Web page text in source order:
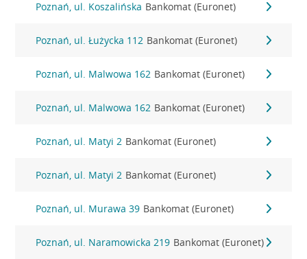
Poznań, ul. Koszalińska Bankomat (Euronet)
Poznań, ul. Łużycka 112 Bankomat (Euronet)
Poznań, ul. Malwowa 162 Bankomat (Euronet)
Poznań, ul. Malwowa 162 Bankomat (Euronet)
Poznań, ul. Matyi 2 Bankomat (Euronet)
Poznań, ul. Matyi 2 Bankomat (Euronet)
Poznań, ul. Murawa 39 Bankomat (Euronet)
Poznań, ul. Naramowicka 219 Bankomat (Euronet)